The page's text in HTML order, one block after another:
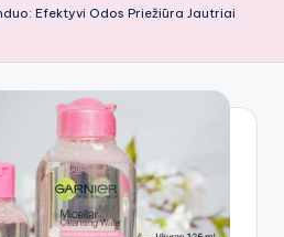
Efektyvi Odos Priežiūra Jautriai